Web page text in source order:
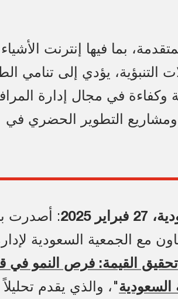
بما فيها إنترنت الأشياء
التنبؤية، يؤدي إلى تنامي
وكفاءة في مجال إدارة
التطوير الحضري في
2025
: أصدرت
مع الجمعية السعودية
تحقيق القيمة: فرص النمو في
السعودية"، والذي يقدم تحليلاً